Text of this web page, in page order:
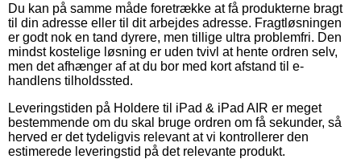
Du kan på samme måde foretrække at få produkterne bragt
til din adresse eller til dit arbejdes adresse. Fragtløsningen
er godt nok en tand dyrere, men tillige ultra problemfri. Den
mindst kostelige løsning er uden tvivl at hente ordren selv,
men det afhænger af at du bor med kort afstand til e-
handlens tilholdssted.
Leveringstiden på Holdere til iPad & iPad AIR er meget
bestemmende om du skal bruge ordren om få sekunder, så
herved er det tydeligvis relevant at vi kontrollerer den
estimerede leveringstid på det relevante produkt.